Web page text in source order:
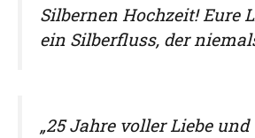
Silbernen Hochzeit! Eure
ein Silberfluss, der
„25 Jahre voller Liebe